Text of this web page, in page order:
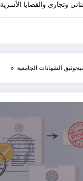
وتجاري والقضايا الأسرية
توثيق الشهادات الجامعية